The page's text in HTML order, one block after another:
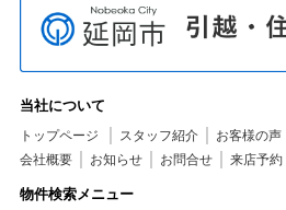
当社について
トップページ スタッフ紹介 お客様の声
会社概要
お知らせ お問合せ 来店予約
物件検索メニュー